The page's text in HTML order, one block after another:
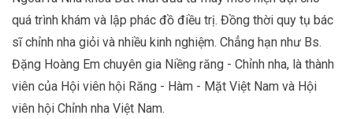
quá trình khám và lập phác đồ điều trị. Đồng thời quy tụ bác
sĩ chỉnh nha giỏi và nhiều kinh nghiệm. Chẳng hạn như Bs.
Đặng Hoàng Em chuyên gia Niềng răng - Chỉnh nha, là thành
viên của Hội viên hội Răng - Hàm - Mặt Việt Nam và Hội
viên hội Chỉnh nha Việt Nam.